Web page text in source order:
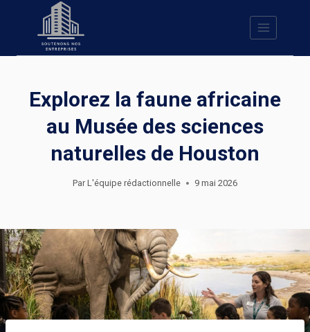
Explorez la faune africaine
au Musée des sciences
naturelles de Houston
Par L'équipe rédactionnelle 9 mai 2026